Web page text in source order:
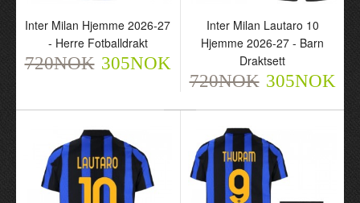
Inter Milan Dimarco 32
Hjemme 2026-27 - Herre
Fotballdrakt
Inter Milan Hjemme
2026-27 - Barn Draktsett
720NOK 305NOK
Inter Milan Hjemme 2026-27
- Herre Fotballdrakt
720NOK 305NOK
Inter Milan Lautaro 10
Hjemme 2026-27 - Barn
Draktsett
720NOK 305NOK